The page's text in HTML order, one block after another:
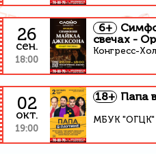
26
сен.
18:00
6+
свечах -
Орле
Конгресс-
02
окт.
19:00
18+ Папа
МБУК "ОГЦК"